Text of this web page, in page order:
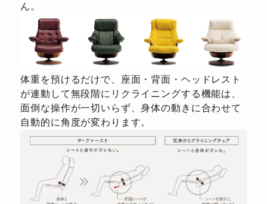
ん。
体重を預けるだけで、座面・背面・ヘッドレスト
が連動して無段階にリクライニングする機能は、
面倒な操作が一切いらず、身体の動きに合わせて
自動的に角度が変わります。